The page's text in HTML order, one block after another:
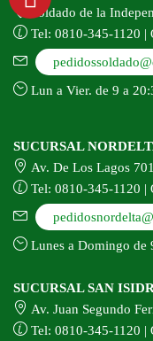
Soldado de la
Tel: 0810-345-1120 |
Lun a Vier. de 9 a
SUCURSAL
Av. De Los Lagos
Tel: 0810-345-1120 |
Lunes a Domingo de
SUCURSAL SAN
Av. Juan Segundo
Tel: 0810-345-1120 |